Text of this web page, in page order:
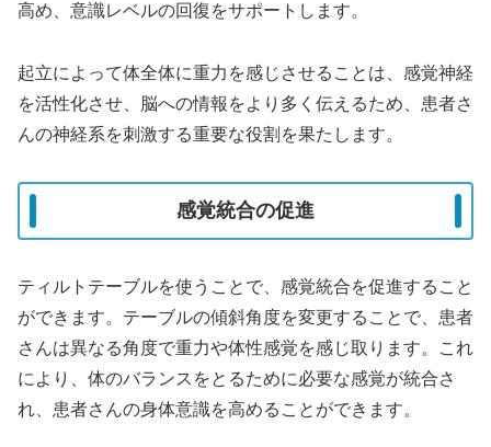
高め、意識レベルの回復をサポートします。
起立によって体全体に重力を感じさせることは、感覚神経
を活性化させ、脳への情報をより多く伝えるため、患者さ
んの神経系を刺激する重要な役割を果たします。
感覚統合の促進
ティルトテーブルを使うことで、感覚統合を促進すること
ができます。テーブルの傾斜角度を変更することで、患者
さんは異なる角度で重力や体性感覚を感じ取ります。これ
により、体のバランスをとるために必要な感覚が統合さ
れ、患者さんの身体意識を高めることができます。